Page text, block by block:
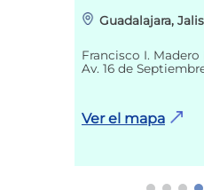
Guadalajara,
Francisco I. Madero
Av. 16 de
Ver el mapa